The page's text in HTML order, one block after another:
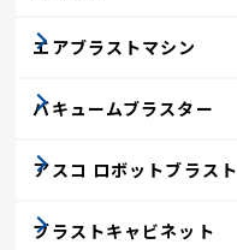
エアブラストマシン
バキュームブラスター
アスコ ロボットブラスト
ブラストキャビネット